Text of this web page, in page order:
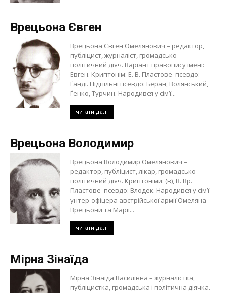
Врецьона Євген
Врецьона Євген Омелянович – редактор,
публіцист, журналіст, громадсько-
політичний діяч. Варіант правопису імені:
Евген. Криптонім: Е. В. Пластове псевдо:
Ґанді. Підпільні псевдо: Беран, Волянський,
Ґенко, Турчин. Народився у сім’ї...
читати далі
Врецьона Володимир
Врецьона Володимир Омелянович –
редактор, публіцист, лікар, громадсько-
політичний діяч. Криптоніми: (в), В. Вр.
Пластове псевдо: Влодек. Народився у сім’ї
унтер-офіцера австрійської армії Омеляна
Врецьони та Марії...
читати далі
Мірна Зінаїда
Мірна Зінаїда Василівна – журналістка,
публіцистка, громадська і політична діячка.